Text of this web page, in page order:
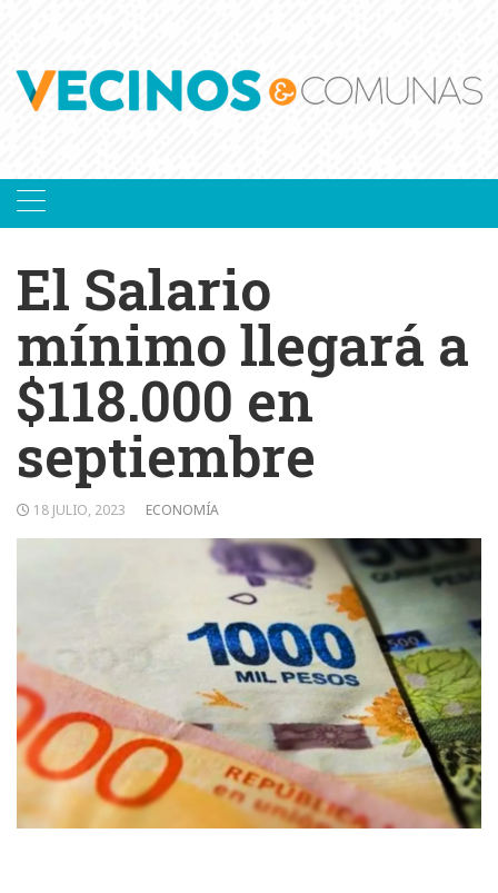
El Salario
mínimo llegará a
$118.000 en
septiembre
18 JULIO, 2023 ECONOMÍA